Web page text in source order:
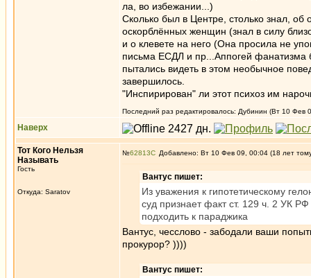
ла, во избежании...)
Сколько был в Центре, столько знал,
оскорблённых женщин (знал в силу
и о клевете на него (Она просила не
письма ЕСДЛ и пр...Аппогей фанатизма
пытались видеть в этом необычное
завершилось.
"Инспирирован" ли этот психоз им
Последний раз редактировалось: Дубинин (Вт 10 Фев
Наверх
Тот Кого Нельзя
Называть
Гость
Откуда: Saratov
№62813 Добавлено: Вт 10 Фев 09, 00:04 (18 лет
Вантус пишет:
Из уважения к гипотетическому
суд признает факт ст. 129 ч. 2 УК
подходить к параджика
Вантус, чесслово - забодали ваши
прокурор? ))))
Вантус пишет: